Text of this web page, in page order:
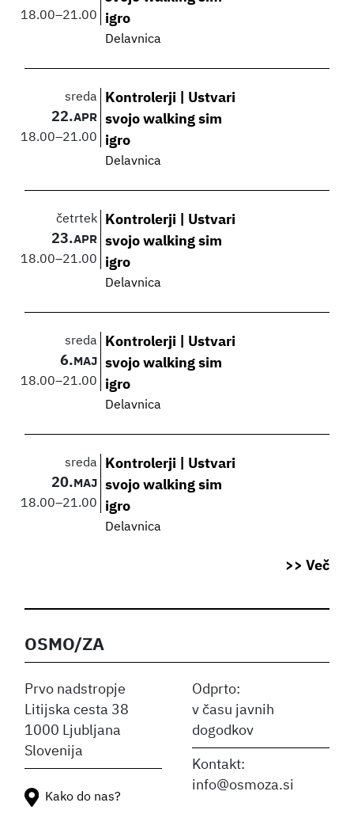
18.00–21.00
igro
Delavnica
sreda
22.APR
18.00–21.00
Kontrolerji | Ustvari
svojo walking sim
igro
Delavnica
četrtek
23.APR
18.00–21.00
Kontrolerji | Ustvari
svojo walking sim
igro
Delavnica
sreda
6. MAJ
18.00–21.00
Kontrolerji | Ustvari
svojo walking sim
igro
Delavnica
sreda
20. MAJ
18.00–21.00
Kontrolerji | Ustvari
svojo walking sim
igro
Delavnica
>> Več
OSMO/ZA
Prvo nadstropje
Litijska cesta 38
1000 Ljubljana
Slovenija
Odprto:
v času javnih
dogodkov
Kontakt:
info@osmoza.si
Kako do nas?